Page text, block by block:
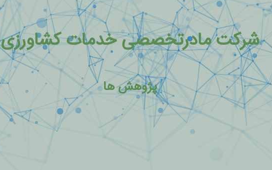
شرکت مادرتخصصی خدمات کشاورزی
پژوهش ها